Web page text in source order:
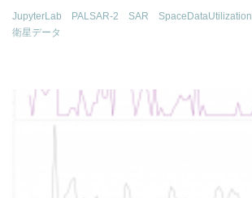
JupyterLab PALSAR-2 SAR SpaceDataUtilization
衛星データ